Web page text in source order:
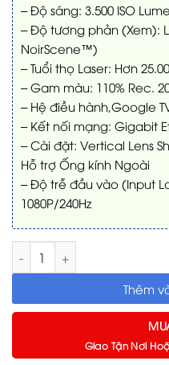
– Độ sáng: 3.500 ISO
– Độ tương phản (Xem):
NoirScene™)
– Tuổi thọ Laser: Hơn
– Gam màu: 110% Rec.
– Hệ điều hành,Google
– Kết nối mạng: Gigabit
– Cài đặt: Vertical Lens
Hỗ trợ Ống kính Ngoài
– Độ trễ đầu vào (Input
1080P/240Hz
Máy chiếu Valerion
Thêm
Giao Tận Nơi